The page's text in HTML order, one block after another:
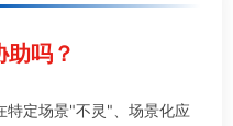
助吗？
特定场景"不灵"、场景化应